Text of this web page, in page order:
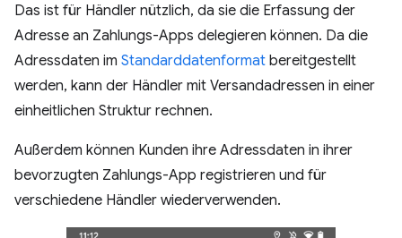
Das ist für Händler nützlich, da sie die Erfassung der
Adresse an Zahlungs-Apps delegieren können. Da die
Adressdaten im Standarddatenformat bereitgestellt
werden, kann der Händler mit Versandadressen in einer
einheitlichen Struktur rechnen.
Außerdem können Kunden ihre Adressdaten in ihrer
bevorzugten Zahlungs-App registrieren und für
verschiedene Händler wiederverwenden.